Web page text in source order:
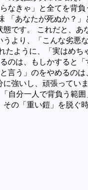
きゃ」と全てを背負
「あなたが死ぬか？
です。 これだと、あ
より、「こんな劣悪
ように、「実はめち
のは、もしかすると
言う」のをやめるの
強いし、頑張ってい
自分一人で背負う範
の「重い鎧」を脱ぐ